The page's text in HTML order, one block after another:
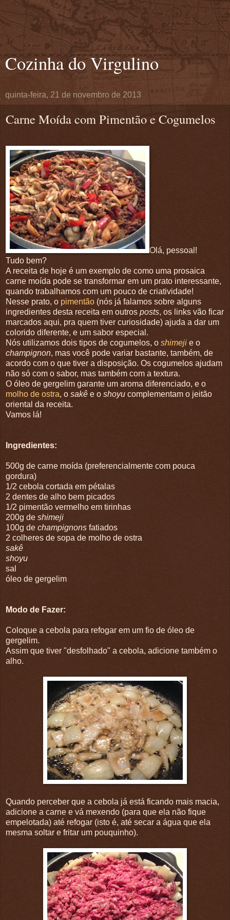
Cozinha do Virgulino
quinta-feira, 21 de novembro de 2013
Carne Moída com Pimentão e Cogumelos
Olá, pessoal!
Tudo bem?
A receita de hoje é um exemplo de como uma prosaica
carne moída pode se transformar em um prato interessante,
quando trabalhamos com um pouco de criatividade!
Nesse prato, o pimentão (nós já falamos sobre alguns
ingredientes desta receita em outros posts, os links vão ficar
marcados aqui, pra quem tiver curiosidade) ajuda a dar um
colorido diferente, e um sabor especial.
Nós utilizamos dois tipos de cogumelos, o shimeji e o
champignon, mas você pode variar bastante, também, de
acordo com o que tiver a disposição. Os cogumelos ajudam
não só com o sabor, mas também com a textura.
O óleo de gergelim garante um aroma diferenciado, e o
molho de ostra, o sakê e o shoyu complementam o jeitão
oriental da receita.
Vamos lá!
Ingredientes:
500g de carne moída (preferencialmente com pouca
gordura)
1/2 cebola cortada em pétalas
2 dentes de alho bem picados
1/2 pimentão vermelho em tirinhas
200g de shimeji
100g de champignons fatiados
2 colheres de sopa de molho de ostra
sakê
shoyu
sal
óleo de gergelim
Modo de Fazer:
Coloque a cebola para refogar em um fio de óleo de
gergelim.
Assim que tiver "desfolhado" a cebola, adicione também o
alho.
Quando perceber que a cebola já está ficando mais macia,
adicione a carne e vá mexendo (para que ela não fique
empelotada) até refogar (isto é, até secar a água que ela
mesma soltar e fritar um pouquinho).